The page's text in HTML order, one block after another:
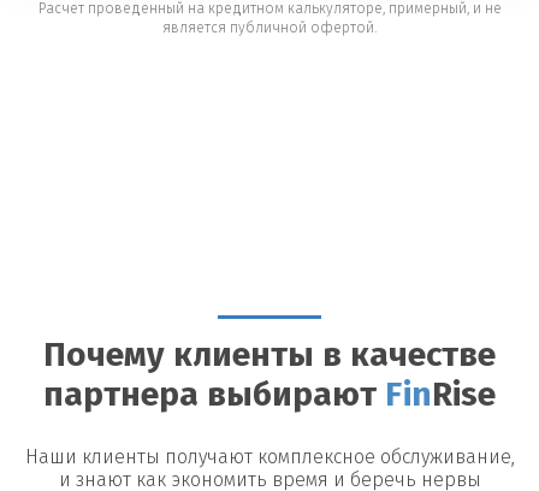
Расчет проведенный на кредитном калькуляторе, примерный, и не
является публичной офертой.
Почему клиенты в качестве
партнера выбирают Fin Rise
Наши клиенты получают комплексное обслуживание,
и знают как экономить время и беречь нервы